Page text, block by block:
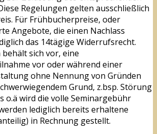
Regelungen gelten ausschließlich
Für Frühbucherpreise, oder
Angebote, die einen Nachlass
das 14tägige Widerrufsrecht.
sich vor, eine
vor oder während einer
ohne Nennung von Gründen
Grund, z.bsp. Störung
o.ä wird die volle Seminargebühr
lediglich bereits erhaltene
in Rechnung gestellt.